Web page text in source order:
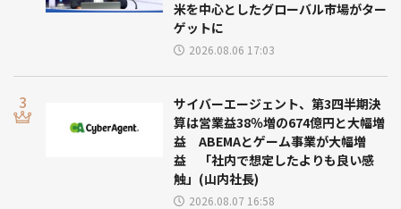
米を中心としたグローバル市場がター
ゲットに
2026.08.06 17:03
サイバーエージェント、第3四半期決
算は営業益38％増の674億円と大幅増
益 ABEMAとゲーム事業が大幅増
益 「社内で想定したよりも良い感
触」(山内社長)
2026.08.07 16:58